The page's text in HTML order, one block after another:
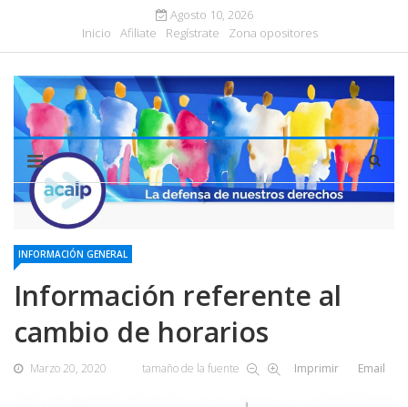
Agosto 10, 2026
Inicio
Afiliate Regístrate Zona opositores
INFORMACIÓN GENERAL
Información referente al
cambio de horarios
Marzo 20, 2020 tamaño de la fuente Imprimir Email